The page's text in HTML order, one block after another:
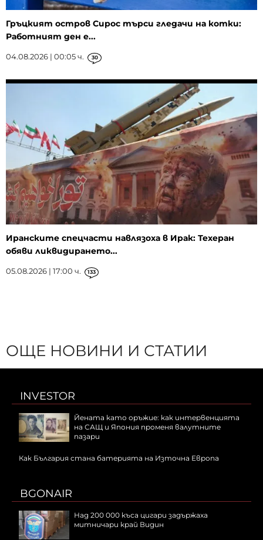
Гръцкият остров Сирос търси гледачи на котки:
Работният ден е...
04.08.2026 | 00:05 ч. 30
Иранските спецчасти навлязоха в Ирак: Техеран
обяви ликвидирането...
05.08.2026 | 17:00 ч. 133
ОЩЕ НОВИНИ И СТАТИИ
INVESTOR
Йената като оръжие: как интервенцията
на САЩ и Япония променя валутните
пазари
Как България стана батерията на Източна Европа
BGONAIR
Над 200 000 къса цигари задържаха
митничари край Видин